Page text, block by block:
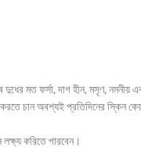
মত ফর্সা, দাগ হীন, মসৃণ, নমনীয়
করতে চান অবশ্যই প্রতিদিনের
করিতে পারবেন।